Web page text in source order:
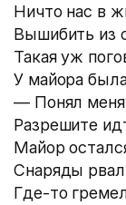
Ничто нас в
Вышибить из
Такая уж
У майора
— Понял
Разрешите
Майор
Снаряды
Где-то